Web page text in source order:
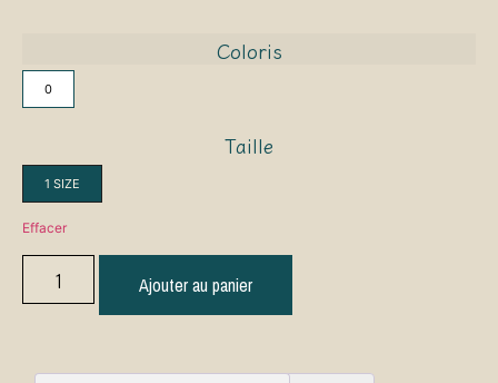
Coloris
0
Taille
1 SIZE
Effacer
Ajouter au panier